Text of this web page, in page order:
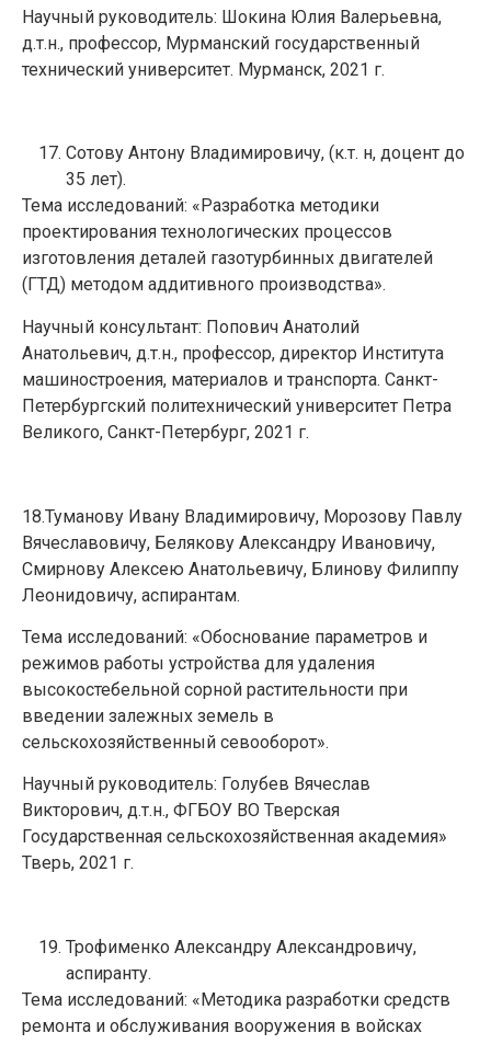
Научный руководитель: Шокина Юлия Валерьевна,
д.т.н., профессор, Мурманский государственный
технический университет. Мурманск, 2021 г.
Сотову Антону Владимировичу, (к.т. н, доцент до
35 лет).
Тема исследований: «Разработка методики
проектирования технологических процессов
изготовления деталей газотурбинных двигателей
(ГТД) методом аддитивного производства».
Научный консультант: Попович Анатолий
Анатольевич, д.т.н., профессор, директор Института
машиностроения, материалов и транспорта. Санкт-
Петербургский политехнический университет Петра
Великого, Санкт-Петербург, 2021 г.
18.Туманову Ивану Владимировичу, Морозову Павлу
Вячеславовичу, Белякову Александру Ивановичу,
Смирнову Алексею Анатольевичу, Блинову Филиппу
Леонидовичу, аспирантам.
Тема исследований: «Обоснование параметров и
режимов работы устройства для удаления
высокостебельной сорной растительности при
введении залежных земель в
сельскохозяйственный севооборот».
Научный руководитель: Голубев Вячеслав
Викторович, д.т.н., ФГБОУ ВО Тверская
Государственная сельскохозяйственная академия»
Тверь, 2021 г.
Трофименко Александру Александровичу,
аспиранту.
Тема исследований: «Методика разработки средств
ремонта и обслуживания вооружения в войсках